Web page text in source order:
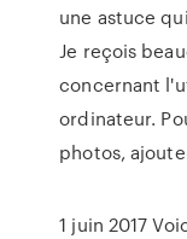
une astuce
Je reçois
concernant
ordinateur.
photos,
1 juin 2017